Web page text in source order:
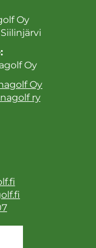
Oy
Oy
Oy
ry